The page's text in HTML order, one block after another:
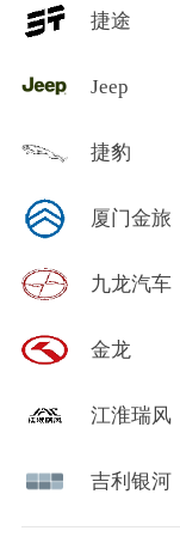
捷途
Jeep
捷豹
厦门金旅
九龙汽车
金龙
江淮瑞风
吉利银河